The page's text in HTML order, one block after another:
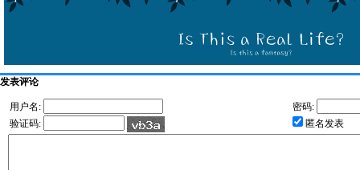
发表评论
用户名:
密码:
验证码:
匿名发表